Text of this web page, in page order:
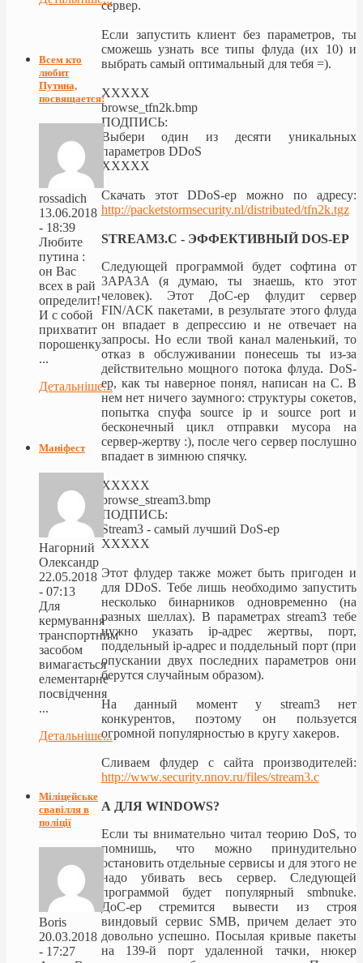
сервер.
Если запустить клиент без параметров, ты
сможешь узнать все типы флуда (их 10) и
выбрать самый оптимальный для тебя =).
XXXXX
browse_tfn2k.bmp
ПОДПИСЬ:
Выбери один из десяти уникальных
параметров DDoS
XXXXX
Скачать этот DDoS-ер можно по адресу:
http://packetstormsecurity.nl/distributed/tfn2k.tgz
STREAM3.C - ЭФФЕКТИВНЫЙ DOS-ЕР
Следующей программой будет софтина от
3APA3A (я думаю, ты знаешь, кто этот
человек). Этот ДоС-ер флудит сервер
FIN/ACK пакетами, в результате этого флуда
он впадает в депрессию и не отвечает на
запросы. Но если твой канал маленький, то
отказ в обслуживании понесешь ты из-за
действительно мощного потока флуда. DoS-
ер, как ты наверное понял, написан на C. В
нем нет ничего заумного: структуры сокетов,
попытка спуфа source ip и source port и
бесконечный цикл отправки мусора на
сервер-жертву :), после чего сервер послушно
впадает в зимнюю спячку.
XXXXX
browse_stream3.bmp
ПОДПИСЬ:
Stream3 - самый лучший DoS-ер
XXXXX
Этот флудер также может быть пригоден и
для DDoS. Тебе лишь необходимо запустить
несколько бинарников одновременно (на
разных шеллах). В параметрах stream3 тебе
нужно указать ip-адрес жертвы, порт,
поддельный ip-адрес и поддельный порт (при
опускании двух последних параметров они
берутся случайным образом).
На данный момент у stream3 нет
конкурентов, поэтому он пользуется
огромной популярностью в кругу хакеров.
Сливаем флудер с сайта производителей:
http://www.security.nnov.ru/files/stream3.c
А ДЛЯ WINDOWS?
Если ты внимательно читал теорию DoS, то
помнишь, что можно принудительно
остановить отдельные сервисы и для этого не
надо убивать весь сервер. Следующей
программой будет популярный smbnuke.
ДоС-ер стремится вывести из строя
виндовый сервис SMB, причем делает это
довольно успешно. Посылая кривые пакеты
на 139-й порт удаленной тачки, нюкер
Всем кто
любит
Путина,
посвящается!
rossadich
13.06.2018
- 18:39
Любите
путина :
он Вас
всех в рай
определит!
И с собой
прихватит
порошенку
...
Детальніше...
Маніфест
Нагорний
Олександр
22.05.2018
- 07:13
Для
кермування
транспортним
засобом
вимагається
елементарне
посвідчення
...
Детальніше...
Міліцейське
свавілля в
поліції
Boris
20.03.2018
- 17:27